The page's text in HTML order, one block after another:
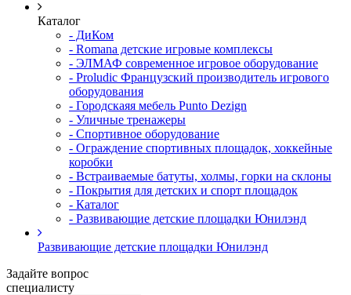
Каталог
- ДиКом
- Romana детские игровые комплексы
- ЭЛМАФ современное игровое оборудование
- Proludic Французский производитель игрового
оборудования
- Городскаяя мебель Punto Dezign
- Уличные тренажеры
- Спортивное оборудование
- Ограждение спортивных площадок, хоккейные
коробки
- Встраиваемые батуты, холмы, горки на склоны
- Покрытия для детских и спорт площадок
- Каталог
- Развивающие детские площадки Юнилэнд
Развивающие детские площадки Юнилэнд
Задайте вопрос
специалисту